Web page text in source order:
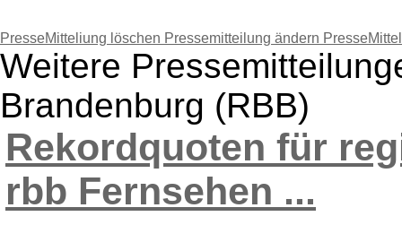
PresseMitteliung löschen Pressemitteilung ändern
Weitere
Brandenburg (RBB)
Rekordquoten für
rbb Fernsehen ...